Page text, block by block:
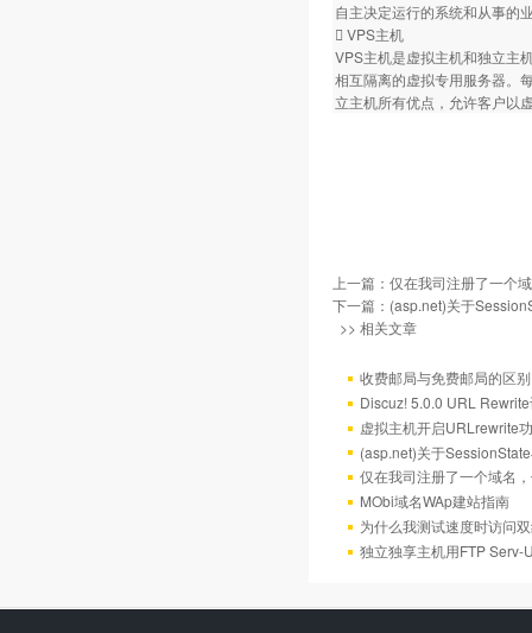
自主决定运行的系统和从事的
 VPS主机
VPS主机是虚拟主机和独立主
相互隔离的虚拟专用服务器。
立主机所有优点，允许客户以
上一篇： 仅在我司注册了一个
下一篇： (asp.net)关于
>> 相关文章
收费邮局与免费邮局的区别
Discuz! 5.0.0 URL
虚拟主机开启URLrewrite
(asp.net)关于
仅在我司注册了一个域名
MObi域名WAp建站指南
为什么我测试速度时访问
独立独享主机用FTP Serv-